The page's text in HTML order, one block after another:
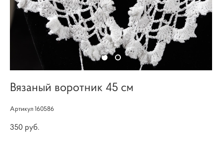
Вязаный воротник 45 см
Артикул 160586
350 pуб.